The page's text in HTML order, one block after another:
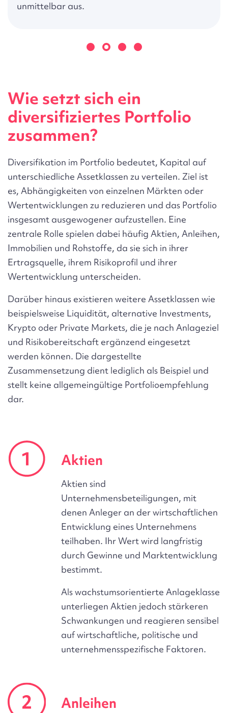
Wie setzt sich ein
diversifiziertes Portfolio
zusammen?
Diversifikation im Portfolio bedeutet, Kapital auf
unterschiedliche Assetklassen zu verteilen. Ziel ist
es, Abhängigkeiten von einzelnen Märkten oder
Wertentwicklungen zu reduzieren und das Portfolio
insgesamt ausgewogener aufzustellen. Eine
zentrale Rolle spielen dabei häufig Aktien, Anleihen,
Immobilien und Rohstoffe, da sie sich in ihrer
Ertragsquelle, ihrem Risikoprofil und ihrer
Wertentwicklung unterscheiden.
Darüber hinaus existieren weitere Assetklassen wie
beispielsweise Liquidität, alternative Investments,
Krypto oder Private Markets, die je nach Anlageziel
und Risikobereitschaft ergänzend eingesetzt
werden können. Die dargestellte
Zusammensetzung dient lediglich als Beispiel und
stellt keine allgemeingültige Portfolioempfehlung
dar.
Aktien
Aktien sind
Unternehmensbeteiligungen, mit
denen Anleger an der wirtschaftlichen
Entwicklung eines Unternehmens
teilhaben. Ihr Wert wird langfristig
durch Gewinne und Marktentwicklung
bestimmt.
Als wachstumsorientierte Anlageklasse
unterliegen Aktien jedoch stärkeren
Schwankungen und reagieren sensibel
auf wirtschaftliche, politische und
unternehmensspezifische Faktoren.
Anleihen